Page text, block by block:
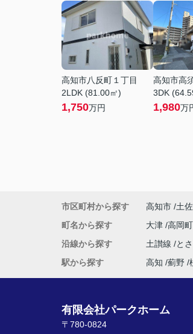
高知市八反町１丁目
2LDK (81.00㎡)
1,750万円
高知市高
3DK
1,980万
市区町村から探す 高知市 土
町名から探す
大津 高岡町
沿線から探す
土讃線 と
駅から探す
高知 薊野
有限会社パークホーム
〒780-0824